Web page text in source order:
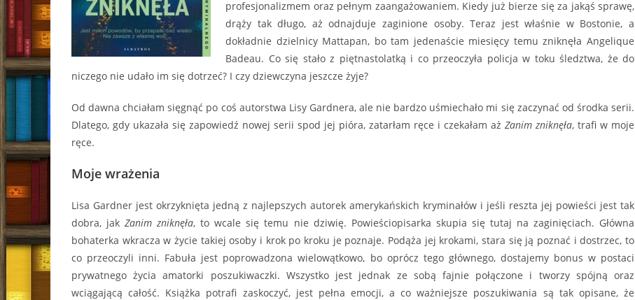
profesjonalizmem oraz pełnym zaangażowaniem. Kiedy już bierze się za jakąś sprawę,
drąży tak długo, aż odnajduje zaginione osoby. Teraz jest właśnie w Bostonie, a
dokładnie dzielnicy Mattapan, bo tam jedenaście miesięcy temu zniknęła Angelique
Badeau. Co się stało z piętnastolatką i co przeoczyła policja w toku śledztwa, że do
niczego nie udało im się dotrzeć? I czy dziewczyna jeszcze żyje?
Od dawna chciałam sięgnąć po coś autorstwa Lisy Gardnera, ale nie bardzo uśmiechało mi się zaczynać od środka serii.
Dlatego, gdy ukazała się zapowiedź nowej serii spod jej pióra, zatarłam ręce i czekałam aż Zanim zniknęła, trafi w moje
ręce.
Moje wrażenia
Lisa Gardner jest okrzyknięta jedną z najlepszych autorek amerykańskich kryminałów i jeśli reszta jej powieści jest tak
dobra, jakZanim zniknęła, to wcale się temu nie dziwię. Powieściopisarka skupia się tutaj na zaginięciach. Główna
bohaterka wkracza w życie takiej osoby i krok po kroku je poznaje. Podąża jej krokami, stara się ją poznać i dostrzec, to
co przeoczyli inni. Fabuła jest poprowadzona wielowątkowo, bo oprócz tego głównego, dostajemy bonus w postaci
prywatnego życia amatorki poszukiwaczki. Wszystko jest jednak ze sobą fajnie połączone i tworzy spójną oraz
wciągającą całość. Książka potrafi zaskoczyć, jest pełna emocji, a co ważniejsze poszukiwania są tak opisane, że